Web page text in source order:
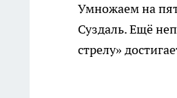
Умножаем на
Суздаль. Ещё
стрелу»